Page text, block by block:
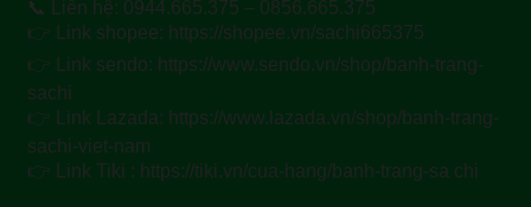
📞 Liên hệ: 0944.665.375 – 0856.665.375
👉 Link shopee: https://shopee.vn/sachi665375
👉 Link sendo: https://www.sendo.vn/shop/banh-trang-
sachi
👉 Link Lazada: https://www.lazada.vn/shop/banh-trang-
sachi-viet-nam
👉 Link Tiki : https://tiki.vn/cua-hang/banh-trang-sa chi